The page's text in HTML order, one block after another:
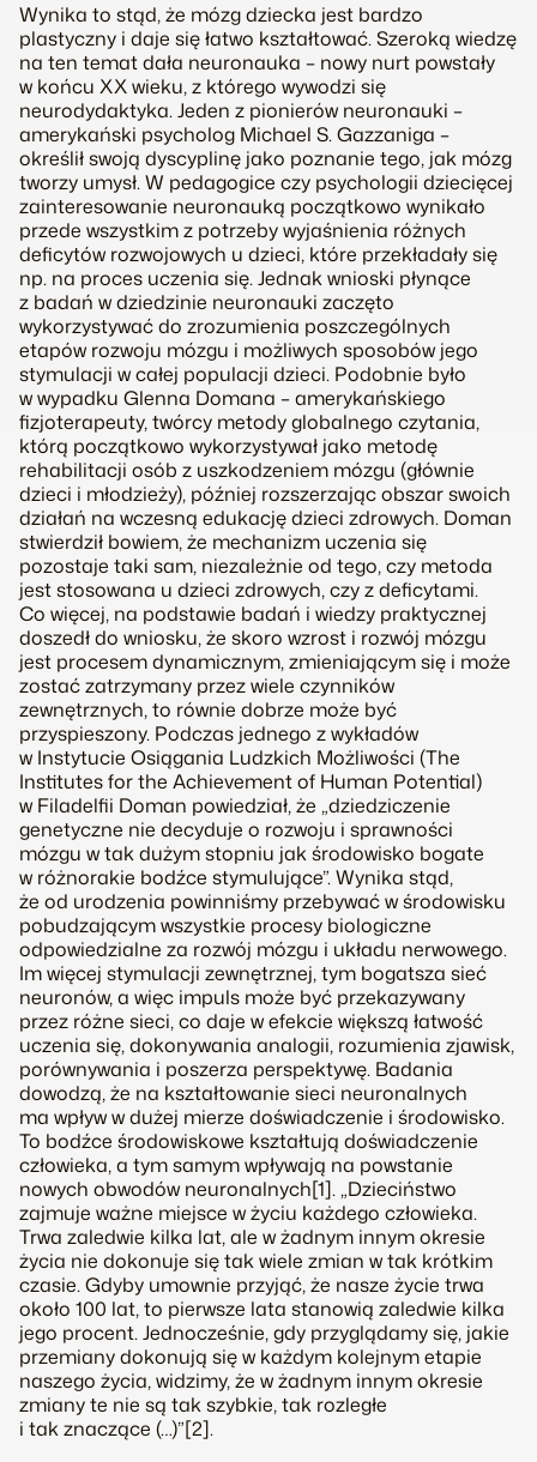
Wynika to stąd, że mózg dziecka jest bardzo
plastyczny i daje się łatwo kształtować. Szeroką wiedzę
na ten temat dała neuronauka – nowy nurt powstały
w końcu XX wieku, z którego wywodzi się
neurodydaktyka. Jeden z pionierów neuronauki –
amerykański psycholog Michael S. Gazzaniga –
określił swoją dyscyplinę jako poznanie tego, jak mózg
tworzy umysł. W pedagogice czy psychologii dziecięcej
zainteresowanie neuronauką początkowo wynikało
przede wszystkim z potrzeby wyjaśnienia różnych
deficytów rozwojowych u dzieci, które przekładały się
np. na proces uczenia się. Jednak wnioski płynące
z badań w dziedzinie neuronauki zaczęto
wykorzystywać do zrozumienia poszczególnych
etapów rozwoju mózgu i możliwych sposobów jego
stymulacji w całej populacji dzieci. Podobnie było
w wypadku Glenna Domana – amerykańskiego
fizjoterapeuty, twórcy metody globalnego czytania,
którą początkowo wykorzystywał jako metodę
rehabilitacji osób z uszkodzeniem mózgu (głównie
dzieci i młodzieży), później rozszerzając obszar swoich
działań na wczesną edukację dzieci zdrowych. Doman
stwierdził bowiem, że mechanizm uczenia się
pozostaje taki sam, niezależnie od tego, czy metoda
jest stosowana u dzieci zdrowych, czy z deficytami.
Co więcej, na podstawie badań i wiedzy praktycznej
doszedł do wniosku, że skoro wzrost i rozwój mózgu
jest procesem dynamicznym, zmieniającym się i może
zostać zatrzymany przez wiele czynników
zewnętrznych, to równie dobrze może być
przyspieszony. Podczas jednego z wykładów
w Instytucie Osiągania Ludzkich Możliwości (The
Institutes for the Achievement of Human Potential)
w Filadelfii Doman powiedział, że „dziedziczenie
genetyczne nie decyduje o rozwoju i sprawności
mózgu w tak dużym stopniu jak środowisko bogate
w różnorakie bodźce stymulujące”. Wynika stąd,
że od urodzenia powinniśmy przebywać w środowisku
pobudzającym wszystkie procesy biologiczne
odpowiedzialne za rozwój mózgu i układu nerwowego.
Im więcej stymulacji zewnętrznej, tym bogatsza sieć
neuronów, a więc impuls może być przekazywany
przez różne sieci, co daje w efekcie większą łatwość
uczenia się, dokonywania analogii, rozumienia zjawisk,
porównywania i poszerza perspektywę. Badania
dowodzą, że na kształtowanie sieci neuronalnych
ma wpływ w dużej mierze doświadczenie i środowisko.
To bodźce środowiskowe kształtują doświadczenie
człowieka, a tym samym wpływają na powstanie
nowych obwodów neuronalnych[1]. „Dzieciństwo
zajmuje ważne miejsce w życiu każdego człowieka.
Trwa zaledwie kilka lat, ale w żadnym innym okresie
życia nie dokonuje się tak wiele zmian w tak krótkim
czasie. Gdyby umownie przyjąć, że nasze życie trwa
około 100 lat, to pierwsze lata stanowią zaledwie kilka
jego procent. Jednocześnie, gdy przyglądamy się, jakie
przemiany dokonują się w każdym kolejnym etapie
naszego życia, widzimy, że w żadnym innym okresie
zmiany te nie są tak szybkie, tak rozległe
i tak znaczące (…)”[2].